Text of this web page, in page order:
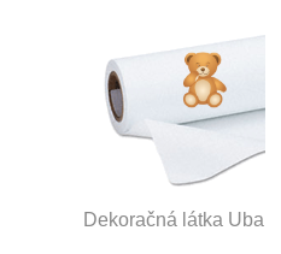
Dekoračná látka Uba